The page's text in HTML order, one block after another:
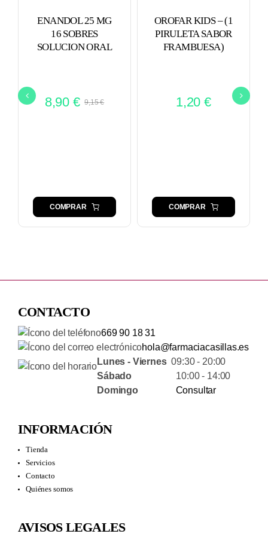
ENANDOL 25 MG
16 SOBRES
SOLUCION ORAL
9,15€El
8,90 €
El
COMPRAR
OROFAR KIDS – (1
PIRULETA SABOR
FRAMBUESA)
1,20€
COMPRAR
CONTACTO
669 90 18 31
hola@farmaciacasillas.es
Lunes - Viernes09:30 - 20:00
Sábado 10:00 - 14:00
Domingo
Consultar
INFORMACIÓN
Tienda
Servicios
Contacto
Quiénes somos
AVISOS LEGALES